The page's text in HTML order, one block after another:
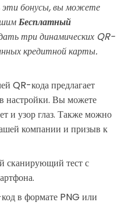
бонусы, вы можете
Бесплатный
три динамических QR-
кредитной карты.
QR-кода предлагает
настройки. Вы можете
и узор глаз. Также можно
компании и призыв к
сканирующий тест с
в формате PNG или